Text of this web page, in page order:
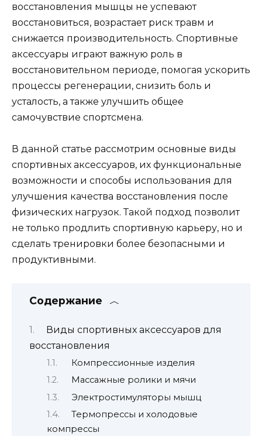
восстановления мышцы не успевают
восстановиться, возрастает риск травм и
снижается производительность. Спортивные
аксессуары играют важную роль в
восстановительном периоде, помогая ускорить
процессы регенерации, снизить боль и
усталость, а также улучшить общее
самочувствие спортсмена.
В данной статье рассмотрим основные виды
спортивных аксессуаров, их функциональные
возможности и способы использования для
улучшения качества восстановления после
физических нагрузок. Такой подход позволит
не только продлить спортивную карьеру, но и
сделать тренировки более безопасными и
продуктивными.
Содержание
Виды спортивных аксессуаров для
восстановления
Компрессионные изделия
Массажные ролики и мячи
Электростимуляторы мышц
Термопрессы и холодовые
компрессы